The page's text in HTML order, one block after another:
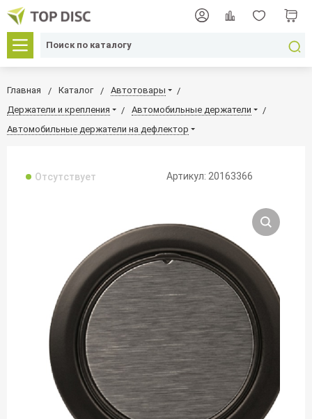
Главная Каталог
Автотовары
Держатели и крепления
Автомобильные держатели
Автомобильные держатели на дефлектор
Отсутствует Артикул: 20163366